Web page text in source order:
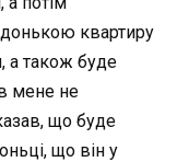
квартиру
а також буде
мене не
що буде
що він у